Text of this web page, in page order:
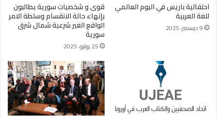
احتفالية باريس في اليوم العالمي
للغة العربية
9 ديسمبر، 2025
قوى و شخصيات سورية يطالبون
بإنهاء حالة الانقسام وسلطة الامر
الواقع الغير شرعية شمال شرق
سورية
25 يوليو، 2025